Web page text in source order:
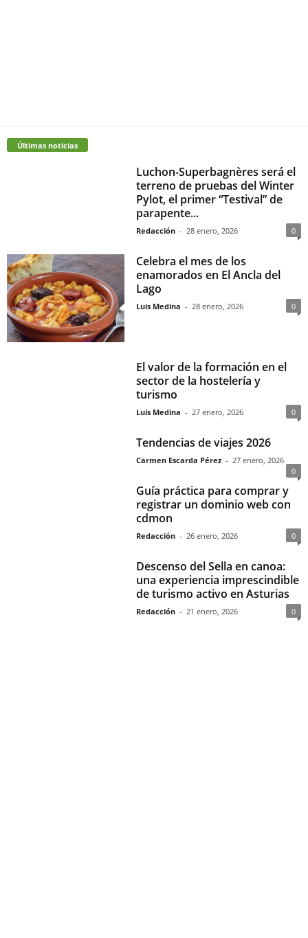
Últimas noticias
Luchon-Superbagnères será el
terreno de pruebas del Winter
Pylot, el primer “Testival” de
parapente...
Redacción - 28 enero, 2026 0
Celebra el mes de los
enamorados en El Ancla del
Lago
Luis Medina - 28 enero, 2026 0
El valor de la formación en el
sector de la hostelería y
turismo
Luis Medina - 27 enero, 2026 0
Tendencias de viajes 2026
Carmen Escarda Pérez - 27 enero, 2026
0
Guía práctica para comprar y
registrar un dominio web con
cdmon
Redacción - 26 enero, 2026 0
Descenso del Sella en canoa:
una experiencia imprescindible
de turismo activo en Asturias
Redacción - 21 enero, 2026 0